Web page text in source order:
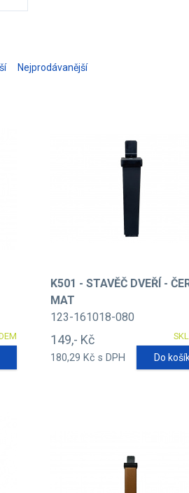
Nejprodávanější
K501 - STAVĚČ DVEŘÍ -
MAT
123-161018-080
149,- Kč
180,29 Kč s DPH Do